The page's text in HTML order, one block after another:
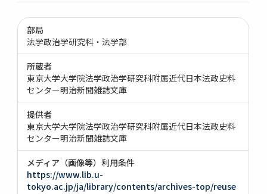
部局
法学政治学研究科・法学部
所蔵者
東京大学大学院法学政治学研究科附属近代日本法政史料
センター明治新聞雑誌文庫
提供者
東京大学大学院法学政治学研究科附属近代日本法政史料
センター明治新聞雑誌文庫
メディア（画像等）利用条件
https://www.lib.u-
tokyo.ac.jp/ja/library/contents/archives-top/reuse